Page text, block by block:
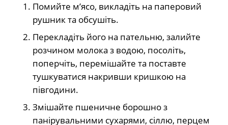
Помийте м’ясо, викладіть на паперовий
рушник та обсушіть.
Перекладіть його на пательню, залийте
розчином молока з водою, посоліть,
поперчіть, перемішайте та поставте
тушкуватися накривши кришкою на
півгодини.
Змішайте пшеничне борошно з
панірувальними сухарями, сіллю, перцем